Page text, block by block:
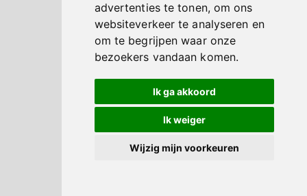
advertenties te tonen, om ons
websiteverkeer te analyseren en
om te begrijpen waar onze
bezoekers vandaan komen.
Ik ga akkoord
Ik weiger
Wijzig mijn voorkeuren